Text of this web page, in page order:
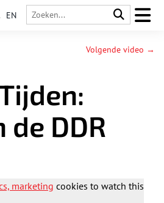
EN
Volgende video →
de DDR
marketing cookies to watch this